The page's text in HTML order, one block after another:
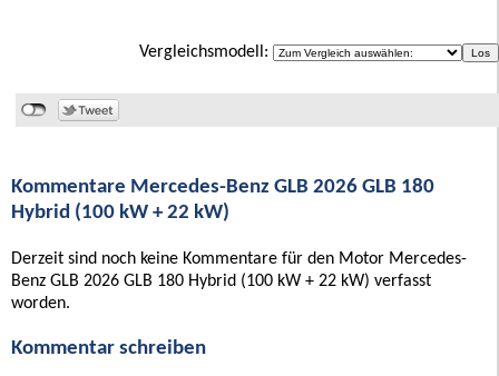
Vergleichsmodell:
Kommentare Mercedes-Benz GLB 2026 GLB 180
Hybrid (100 kW + 22 kW)
Derzeit sind noch keine Kommentare für den Motor Mercedes-
Benz GLB 2026 GLB 180 Hybrid (100 kW + 22 kW) verfasst
worden.
Kommentar schreiben